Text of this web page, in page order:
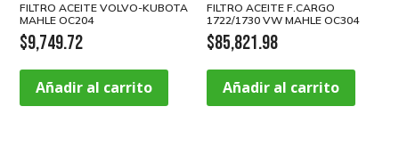
FILTRO ACEITE VOLVO-KUBOTA
MAHLE OC204
$9,749.72
Añadir al carrito
FILTRO ACEITE F.CARGO
1722/1730 VW MAHLE OC304
$85,821.98
Añadir al carrito